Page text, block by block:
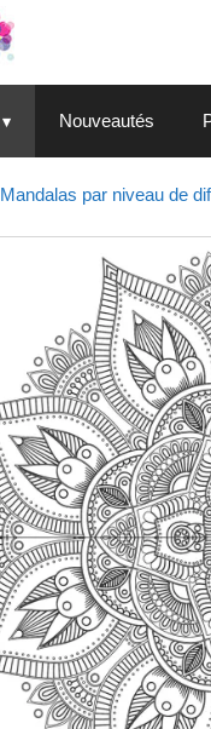
Nouveautés
Mandalas par niveau de